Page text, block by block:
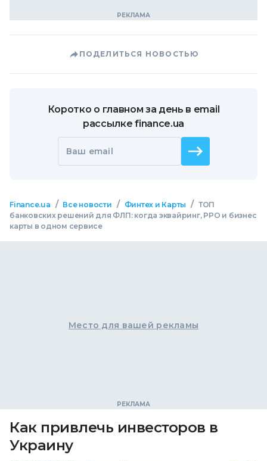
ПОДЕЛИТЬСЯ НОВОСТЬЮ
Коротко о главном за день в email
рассылке finance.ua
Ваш email
Finance.ua / Все новости / Финтех и Карты / ТОП
банковских решений для ФЛП: когда эквайринг, РРО и бизнес
карты в одном сервисе
Место для вашей рекламы
Как привлечь инвесторов в
Украину